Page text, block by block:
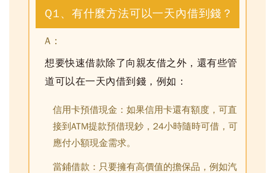
Q1、有什麼方法可以一天內借到錢？
A：
想要快速借款除了向親友借之外，還有些管
道可以在一天內借到錢，例如：
信用卡預借現金：如果信用卡還有額度，可直
接到ATM提款預借現鈔，24小時隨時可借，可
應付小額現金需求。
當鋪借款： 只要擁有高價值的擔保品，例如汽